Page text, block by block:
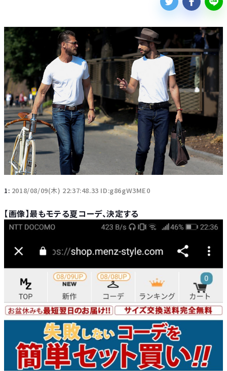
1: 2018/08/09(木) 22:37:48.33 ID:g86gW3ME0
【画像】最もモテる夏コーデ、決定する